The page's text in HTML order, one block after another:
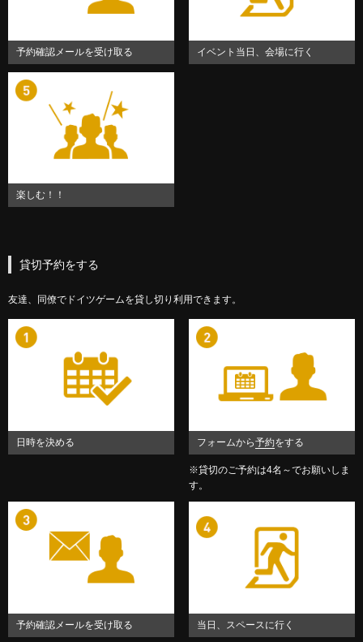
予約確認メールを受け取る イベント当日、会場に行く
楽しむ！！
貸切予約をする
友達、同僚でドイツゲームを貸し切り利用できます。
日時を決める フォームから予約をする
※貸切のご予約は4名～でお願いしま
す。
予約確認メールを受け取る 当日、スペースに行く